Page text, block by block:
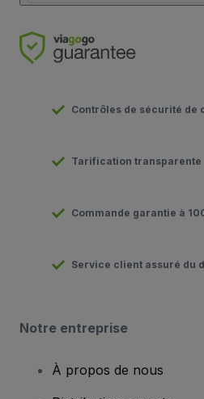
Contrôles de sécurité de
Tarification transparente
Commande garantie à
Service client assuré du
Notre entreprise
À propos de nous